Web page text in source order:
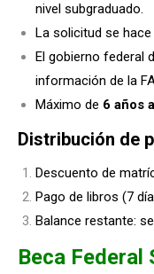
nivel subgraduado.
La solicitud se hace
El gobierno federal
información de la
Máximo de 6 años
Distribución de
Descuento de
Pago de libros (7
Balance restante:
Beca Federal